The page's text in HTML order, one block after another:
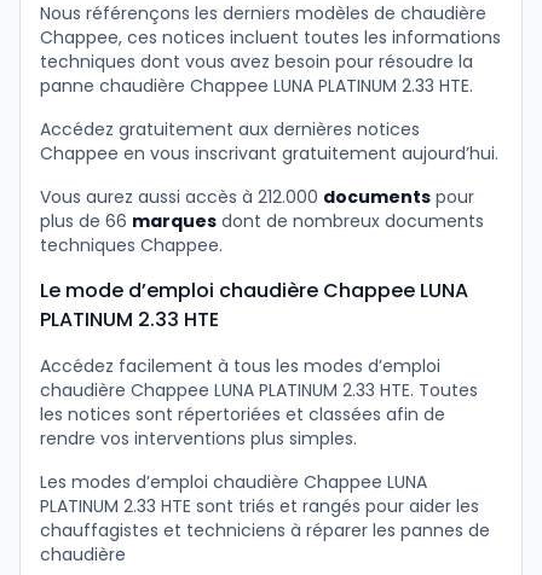
Nous référençons les derniers modèles de chaudière
Chappee, ces notices incluent toutes les informations
techniques dont vous avez besoin pour résoudre la
panne chaudière Chappee LUNA PLATINUM 2.33 HTE.
Accédez gratuitement aux dernières notices
Chappee en vous inscrivant gratuitement aujourd’hui.
Vous aurez aussi accès à 212.000 documents pour
plus de 66 marques dont de nombreux documents
techniques Chappee.
Le mode d’emploi chaudière Chappee LUNA
PLATINUM 2.33 HTE
Accédez facilement à tous les modes d’emploi
chaudière Chappee LUNA PLATINUM 2.33 HTE. Toutes
les notices sont répertoriées et classées afin de
rendre vos interventions plus simples.
Les modes d’emploi chaudière Chappee LUNA
PLATINUM 2.33 HTE sont triés et rangés pour aider les
chauffagistes et techniciens à réparer les pannes de
chaudière